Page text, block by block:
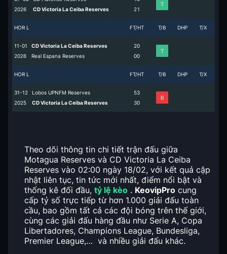
2026
CD Victoria La Ceiba Reserves
21
T
HOR L FT/HT T/B DHP T/X
11-01
2026
CD Victoria La Ceiba Reserves
Real Espana Reserves
2
0
0
0
T
HOR L FT/HT T/B DHP T/X
31-12
2025
Lobos UPNFM Reserves
CD Victoria La Ceiba Reserves
5
3
3
0
B
Theo dõi thông tin chi tiết trận đấu giữa
Motagua Reserves và CD Victoria La Ceiba
Reserves vào 02:00 ngày 18/02, với kết quả cập
nhật liên tục, tin tức mới nhất, điểm nổi bật và
thống kê đối đầu, tỷ lệ kèo . KeovipPro cung
cấp tỷ số trực tiếp từ hơn 1.000 giải đấu toàn
cầu, bao gồm tất cả các đội bóng trên thế giới,
cùng các giải đấu hàng đầu như Serie A, Copa
Libertadores, Champions League, Bundesliga,
Premier League,… và nhiều giải đấu khác.